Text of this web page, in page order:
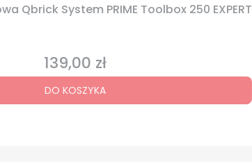
Qbrick System PRIME Toolbox 250 EXPERT
Cena
139,00 zł
DO KOSZYKA